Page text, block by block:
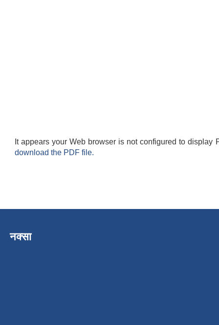
It appears your Web browser is not configured to display
download the PDF file.
नक्सा